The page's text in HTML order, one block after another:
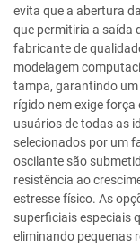
evita que a abertura
que permitiria a saída
fabricante de
modelagem
tampa, garantindo um
rígido nem exige força
usuários de todas as
selecionados por um
oscilante são
resistência ao
estresse físico. As
superficiais especiais
eliminando pequenas